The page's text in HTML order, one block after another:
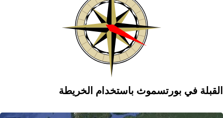
القبلة في بورتسموث باستخدام الخريطة